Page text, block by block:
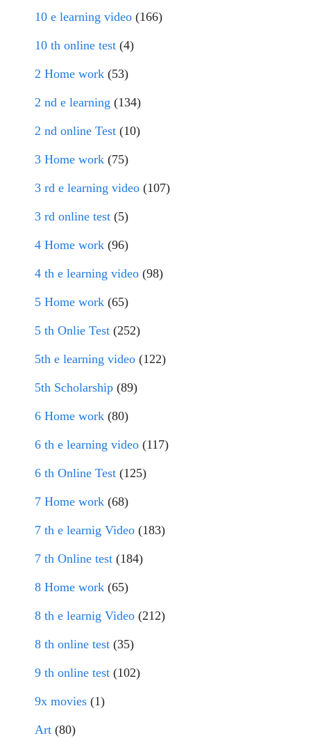
10 e learning video (166)
10 th online test (4)
2 Home work (53)
2 nd e learning (134)
2 nd online Test (10)
3 Home work (75)
3 rd e learning video (107)
3 rd online test (5)
4 Home work (96)
4 th e learning video (98)
5 Home work (65)
5 th Onlie Test (252)
5th e learning video (122)
5th Scholarship (89)
6 Home work (80)
6 th e learning video (117)
6 th Online Test (125)
7 Home work (68)
7 th e learnig Video (183)
7 th Online test (184)
8 Home work (65)
8 th e learnig Video (212)
8 th online test (35)
9 th online test (102)
9x movies (1)
Art (80)